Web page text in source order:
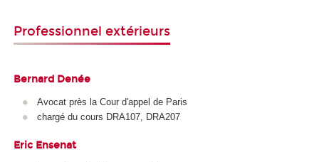
Professionnel extérieurs
Bernard Denée
Avocat près la Cour d'appel de Paris
chargé du cours DRA107, DRA207
Eric Ensenat